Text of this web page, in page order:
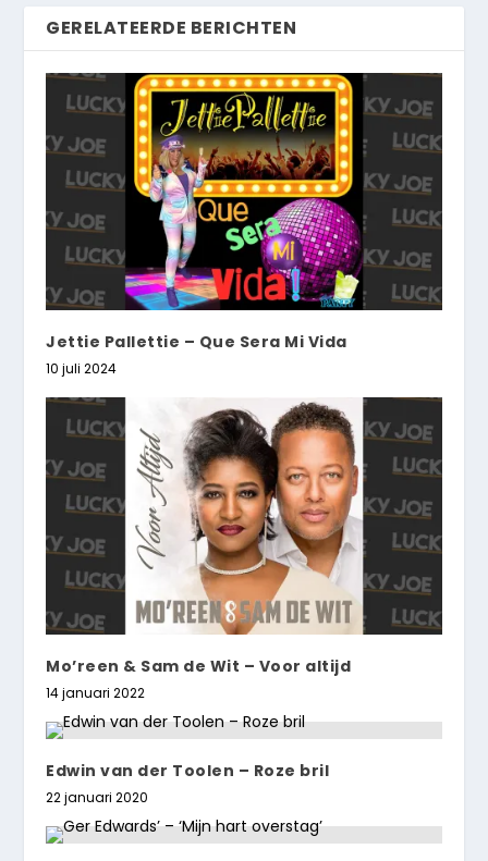
GERELATEERDE BERICHTEN
Jettie Pallettie – Que Sera Mi Vida
10 juli 2024
Mo’reen & Sam de Wit – Voor altijd
14 januari 2022
Edwin van der Toolen – Roze bril
22 januari 2020